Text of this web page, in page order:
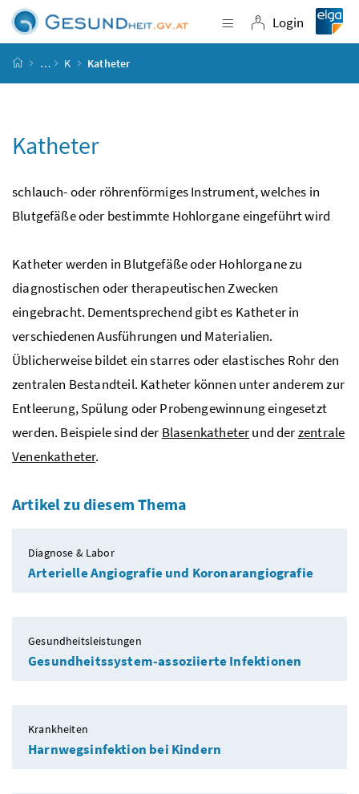
Zum Inhalt
Zum Hauptmenü
Zum Untermenü
Zur Suche
Navigation
Login
Login
Startseite
… K Katheter
Katheter
schlauch- oder röhrenförmiges Instrument, welches in
Blutgefäße oder bestimmte Hohlorgane eingeführt wird
Katheter werden in Blutgefäße oder Hohlorgane zu
diagnostischen oder therapeutischen Zwecken
eingebracht. Dementsprechend gibt es Katheter in
verschiedenen Ausführungen und Materialien.
Üblicherweise bildet ein starres oder elastisches Rohr den
zentralen Bestandteil. Katheter können unter anderem zur
Entleerung, Spülung oder Probengewinnung eingesetzt
werden. Beispiele sind der Blasenkatheterund derzentrale
Venenkatheter.
Artikel zu diesem Thema
Diagnose & Labor
Arterielle Angiografie und Koronarangiografie
Gesundheitsleistungen
Gesundheitssystem-assoziierte Infektionen
Krankheiten
Harnwegsinfektion bei Kindern